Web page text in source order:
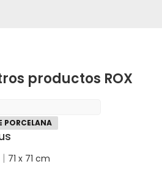
productos ROX
PORCELANA
| 71 x 71 cm